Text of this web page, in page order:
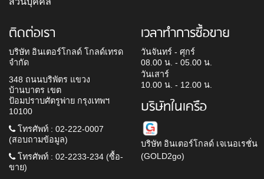
ติดต่อเรา
บริษัท อินเตอร์โกลด์ โกลด์เทรด
จำกัด
348 ถนนบริพัตร แขวง
บ้านบาตร เขต
ป้อมปราบศัตรูพ่าย กรุงเทพฯ
10100
โทรศัพท์ : 02-222-0007
(สอบถามข้อมูล)
โทรศัพท์ : 02-2233-234 (ซื้อ-
ขาย)
เวลาทำการซื้อขาย
วันจันทร์ - ศุกร์
08.00 น. - 05.00 น.
วันเสาร์
10.00 น. - 12.00 น.
บริษัทในเครือ
บริษัท อินเตอร์โกลด์ เจเนอเรชั่น
(GOLD2go)